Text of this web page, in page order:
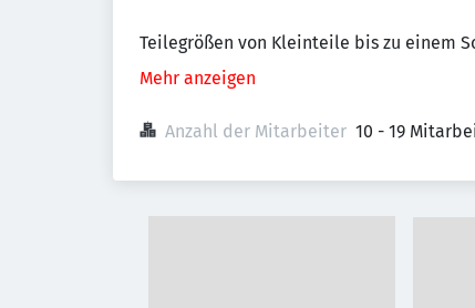
Teilegrößen von Kleinteile bis zu einem
Mehr anzeigen
Anzahl der Mitarbeiter 10 - 19